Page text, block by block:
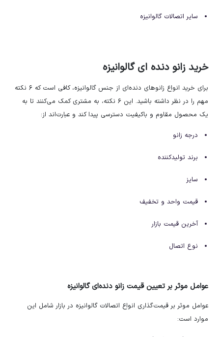
سایر اتصالات گالوانیزه
خرید زانو دنده ای گالوانیزه
برای خرید انواع زانوهای دنده‌ای از جنس گالوانیزه، کافی است که ۶ نکته
مهم را در نظر داشته باشید. این ۶ نکته، به مشتری کمک می‌کنند تا به
یک محصول مقاوم و باکیفیت دسترسی پیدا کند و عبارت‌اند از:
درجه زانو
برند تولیدکننده
سایز
قیمت واحد و تخفیف
آخرین قیمت بازار
نوع اتصال
عوامل موثر بر تعیین قیمت زانو دنده‌ای گالوانیزه
عوامل موثر بر قیمت‌گذاری انواع اتصالات گالوانیزه در بازار شامل این
موارد است: